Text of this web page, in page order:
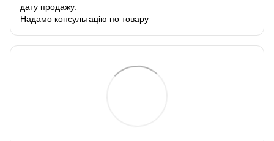
дату продажу.
Надамо консультацію по товару